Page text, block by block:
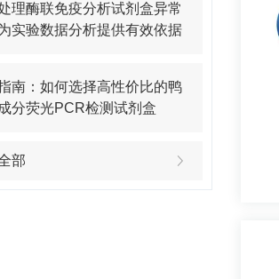
理酶联免疫分析试剂盒异常
实验数据分析提供有效依据
南：如何选择高性价比的鸭
分荧光PCR检测试剂盒
部